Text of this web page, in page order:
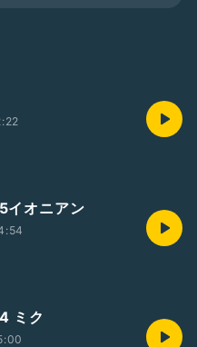
イオニアン
ミク